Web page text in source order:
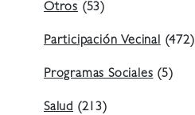
Otros (53)
Participación Vecinal (472)
Programas Sociales (5)
Salud (213)